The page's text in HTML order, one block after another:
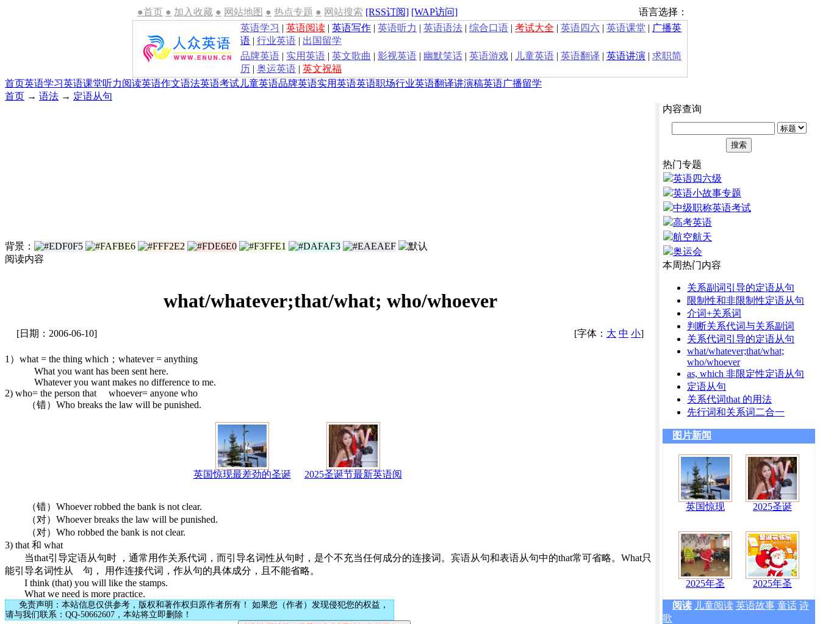
●首页 ● 加入收藏 ● 网站地图 ● 热点专题 ● 网站搜索 [RSS订阅] [WAP访问]
语言选择：
英语学习 | 英语阅读 | 英语写作 | 英语听力 | 英语语法 | 综合口语 | 考试大全 | 英语四六 | 英语课堂 | 广播英
语 | 行业英语 | 出国留学
品牌英语 | 实用英语 | 英文歌曲 | 影视英语 | 幽默笑话 | 英语游戏 | 儿童英语 | 英语翻译 | 英语讲演 | 求职简
历 | 奥运英语 | 英文祝福
首页英语学习英语课堂听力阅读英语作文语法英语考试 儿童英语品牌英语实用英语英语职场行业英语翻译讲演稿英语广播留学
首页 → 语法 → 定语从句
背景：
阅读内容
what/whatever;that/what; who/whoever
[日期：2006-06-10] [字体： 大 中 小]
1）what = the thing which；whatever = anything
What you want has been sent here.
Whatever you want makes no difference to me.
2) who= the person that whoever= anyone who
（错）Who breaks the law will be punished.
英国惊现最差劲的圣诞 2025圣诞节最新英语阅
（错）Whoever robbed the bank is not clear.
（对）Whoever breaks the law will be punished.
（对）Who robbed the bank is not clear.
3) that 和 what
当that引导定语从句时 ，通常用作关系代词，而引导名词性从句时，是个不充当任何成分的连接词。宾语从句和表语从句中的that常可省略。What只
能引导名词性从 句， 用作连接代词，作从句的具体成分，且不能省略。
I think (that) you will like the stamps.
What we need is more practice.
免责声明：本站信息仅供参考，版权和著作权归原作者所有！ 如果您（作者）发现侵犯您的权益，
请与我们联系：QQ-50662607，本站将立即删除！
内容查询
热门专题
英语四六级
英语小故事专题
中级职称英语考试
高考英语
航空航天
奥运会
本周热门内容
关系副词引导的定语从句
限制性和非限制性定语从句
介词+关系词
判断关系代词与关系副词
关系代词引导的定语从句
what/whatever;that/what;
who/whoever
as, which 非限定性定语从句
定语从句
关系代词that 的用法
先行词和关系词二合一
图片新闻
英国惊现 2025圣诞
2025年圣 2025年圣
阅读 儿童阅读 英语故事 童话 诗
歌